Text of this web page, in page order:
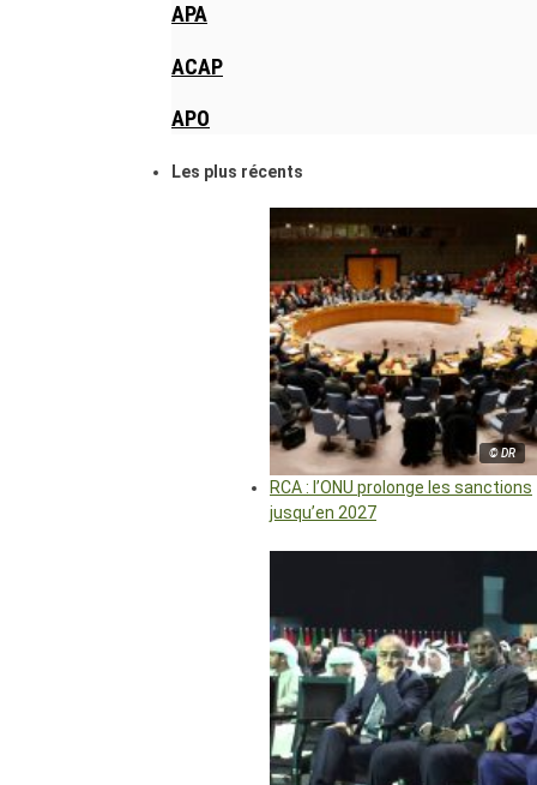
APA
ACAP
APO
Les plus récents
© DR
RCA : l’ONU prolonge les sanctions
jusqu’en 2027